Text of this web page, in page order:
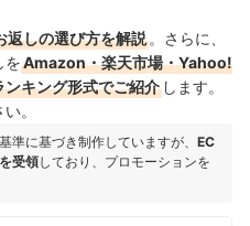
返しの選び方を解説 。さらに、
をAmazon・楽天市場・Yahoo!
キング形式でご紹介 します。
。
準に基づき制作していますが、 EC
受領しており、プロモーションを